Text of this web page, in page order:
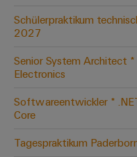
Schülerpraktikum
2027
Senior System Architect
Electronics
Softwareentwickler *
Core
Tagespraktikum